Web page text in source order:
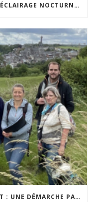
ACCEPTABILITÉ SOCIALE DE L’ÉCLAIRAGE NOCTURNE : LE REPLAY EST DISPONIBLE
VISITE PARTAGÉE À WALCOURT : UNE DÉMARCHE PARTICIPATIVE ANIMÉE PAR ESPACE ENVIRONNEMENT